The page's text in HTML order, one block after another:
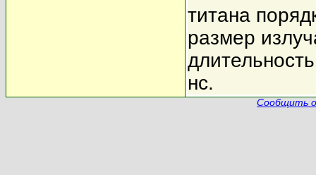
титана
размер
нс.
Сообщить о